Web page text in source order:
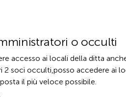
o occulti
accesso ai locali della ditta
soci occulti,posso accedere ai
il più veloce possibile.